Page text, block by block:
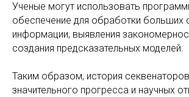
Ученые могут использовать
обеспечение для обработки
информации, выявления
создания предсказательных моделей.
Таким образом, история
значительного прогресса и научных